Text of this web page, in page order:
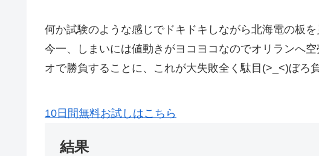
何か試験のような感じでドキドキしながら北海電の板
今一、しまいには値動きがヨコヨコなのでオリランへ
オで勝負することに、これが大失敗全く駄目(>_<)ぼろ
10日間無料お試しはこちら
結果